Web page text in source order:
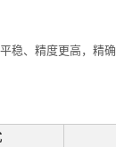
稳、精度更高，精